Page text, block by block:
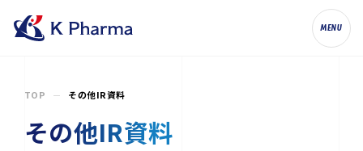
株式会社ケイファーマ（K Pharma, Inc.
MENU
TOP その他IR資料
その他IR資料